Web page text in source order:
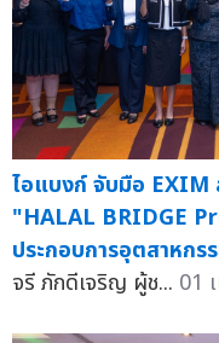
ไอแบงก์ จับมือ EXIM
"HALAL BRIDGE
ประกอบการอุตสาหกร
จรี ภักดีเจริญ ผู้ช... 01